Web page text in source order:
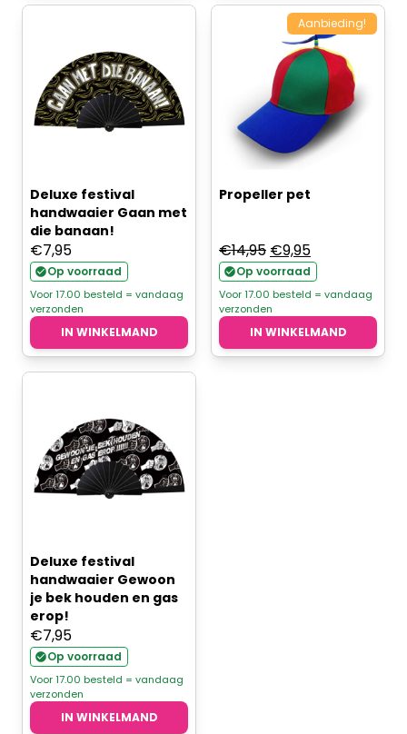
Deluxe festival
handwaaier Gaan met
die banaan!
€7,95
Op voorraad
Voor 17.00 besteld = vandaag
verzonden
IN WINKELMAND
Aanbieding!
Propeller pet
€14,95 Oorspronkelijke
prijs
was:
€14,95.
€9,95Huidige
prijs
is:
€9,95.
Op voorraad
Voor 17.00 besteld = vandaag
verzonden
IN WINKELMAND
Deluxe festival
handwaaier Gewoon
je bek houden en gas
erop!
€7,95
Op voorraad
Voor 17.00 besteld = vandaag
verzonden
IN WINKELMAND